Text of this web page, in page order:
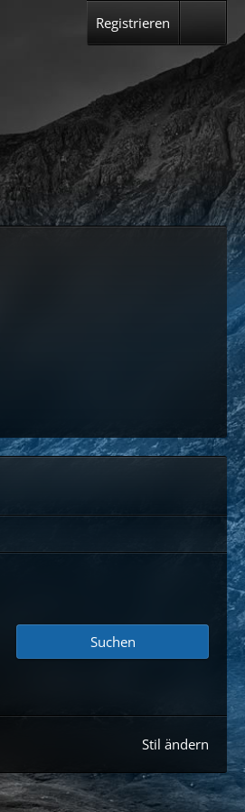
Registrieren
Suchen
Stil ändern